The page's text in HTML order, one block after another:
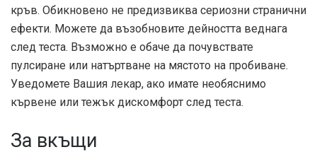
кръв. Обикновено не предизвиква сериозни странични
ефекти. Можете да възобновите дейността веднага
след теста. Възможно е обаче да почувствате
пулсиране или натъртване на мястото на пробиване.
Уведомете Вашия лекар, ако имате необяснимо
кървене или тежък дискомфорт след теста.
За вкъщи